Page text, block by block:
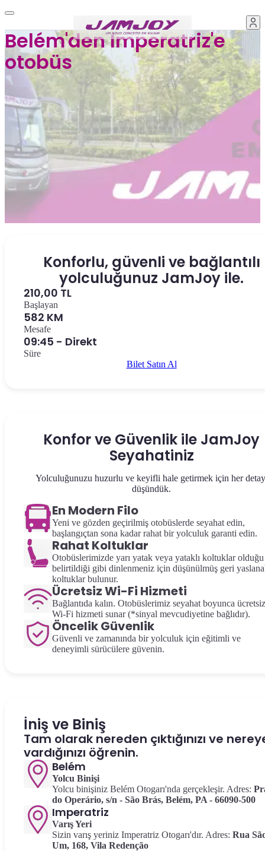
Belém'den Imperatriz'e
otobüs
Konforlu, güvenli ve bağlantılı
yolculuğunuz JamJoy ile.
210,00 TL
Başlayan
582 KM
Mesafe
09:45 - Direkt
Süre
Bilet Satın Al
Konfor ve Güvenlik ile JamJoy
Seyahatiniz
Yolculuğunuzu huzurlu ve keyifli hale getirmek için her
düşündük.
En Modern Filo
Yeni ve gözden geçirilmiş otobüslerde seyahat edin,
başlangıçtan sona kadar rahat bir yolculuk garanti edin.
Rahat Koltuklar
Otobüslerimizde yarı yatak veya yataklı koltuklar olduğu
belirtildiği gibi dinlenmeniz için düşünülmüş geri
koltuklar bulunur.
Ücretsiz Wi-Fi Hizmeti
Bağlantıda kalın. Otobüslerimiz seyahat boyunca ücretsiz
Wi-Fi hizmeti sunar (*sinyal mevcudiyetine bağlıdır).
Öncelik Güvenlik
Güvenli ve zamanında bir yolculuk için eğitimli ve
deneyimli sürücülere güvenin.
İniş ve Biniş
Tam olarak nereden çıktığınızı ve
vardığınızı öğrenin.
Belém
Yolcu Binişi
Yolcu binişiniz Belém Otogarı'nda gerçekleşir. Adres:
do Operário, s/n - São Brás, Belém, PA - 66090-500
Imperatriz
Varış Yeri
Sizin varış yeriniz Imperatriz Otogarı'dır. Adres: Rua
Um, 168, Vila Redenção